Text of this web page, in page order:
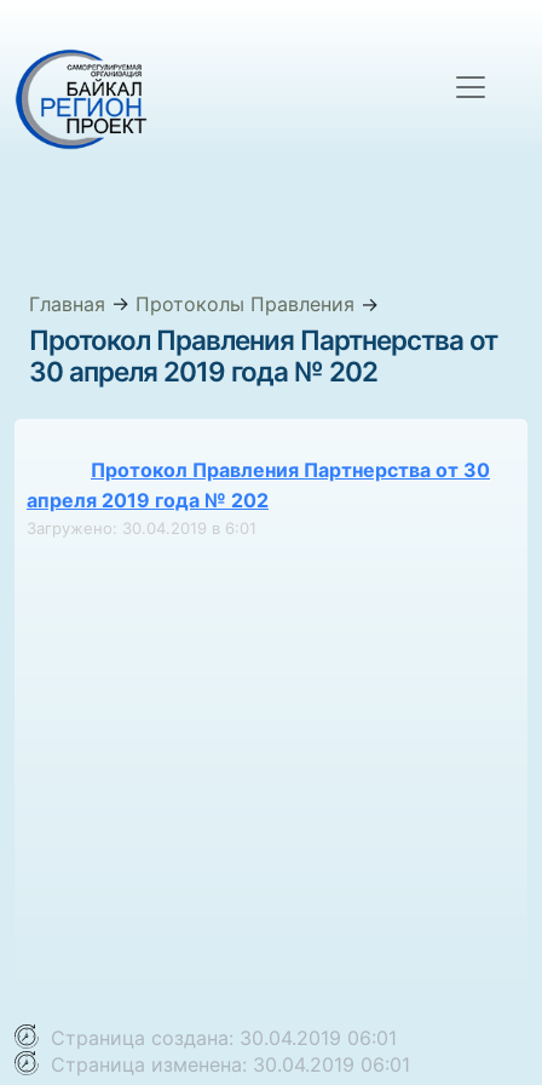
Главная → Протоколы Правления →
Протокол Правления Партнерства от
30 апреля 2019 года № 202
Протокол Правления Партнерства от 30
апреля 2019 года № 202
Загружено: 30.04.2019 в 6:01
Страница создана: 30.04.2019 06:01
Страница изменена: 30.04.2019 06:01